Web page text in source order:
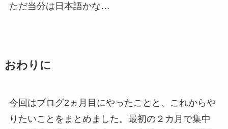
ただ当分は日本語かな…
おわりに
今回はブログ2ヵ月目にやったことと、これからや
りたいことをまとめました。最初の２カ月で集中